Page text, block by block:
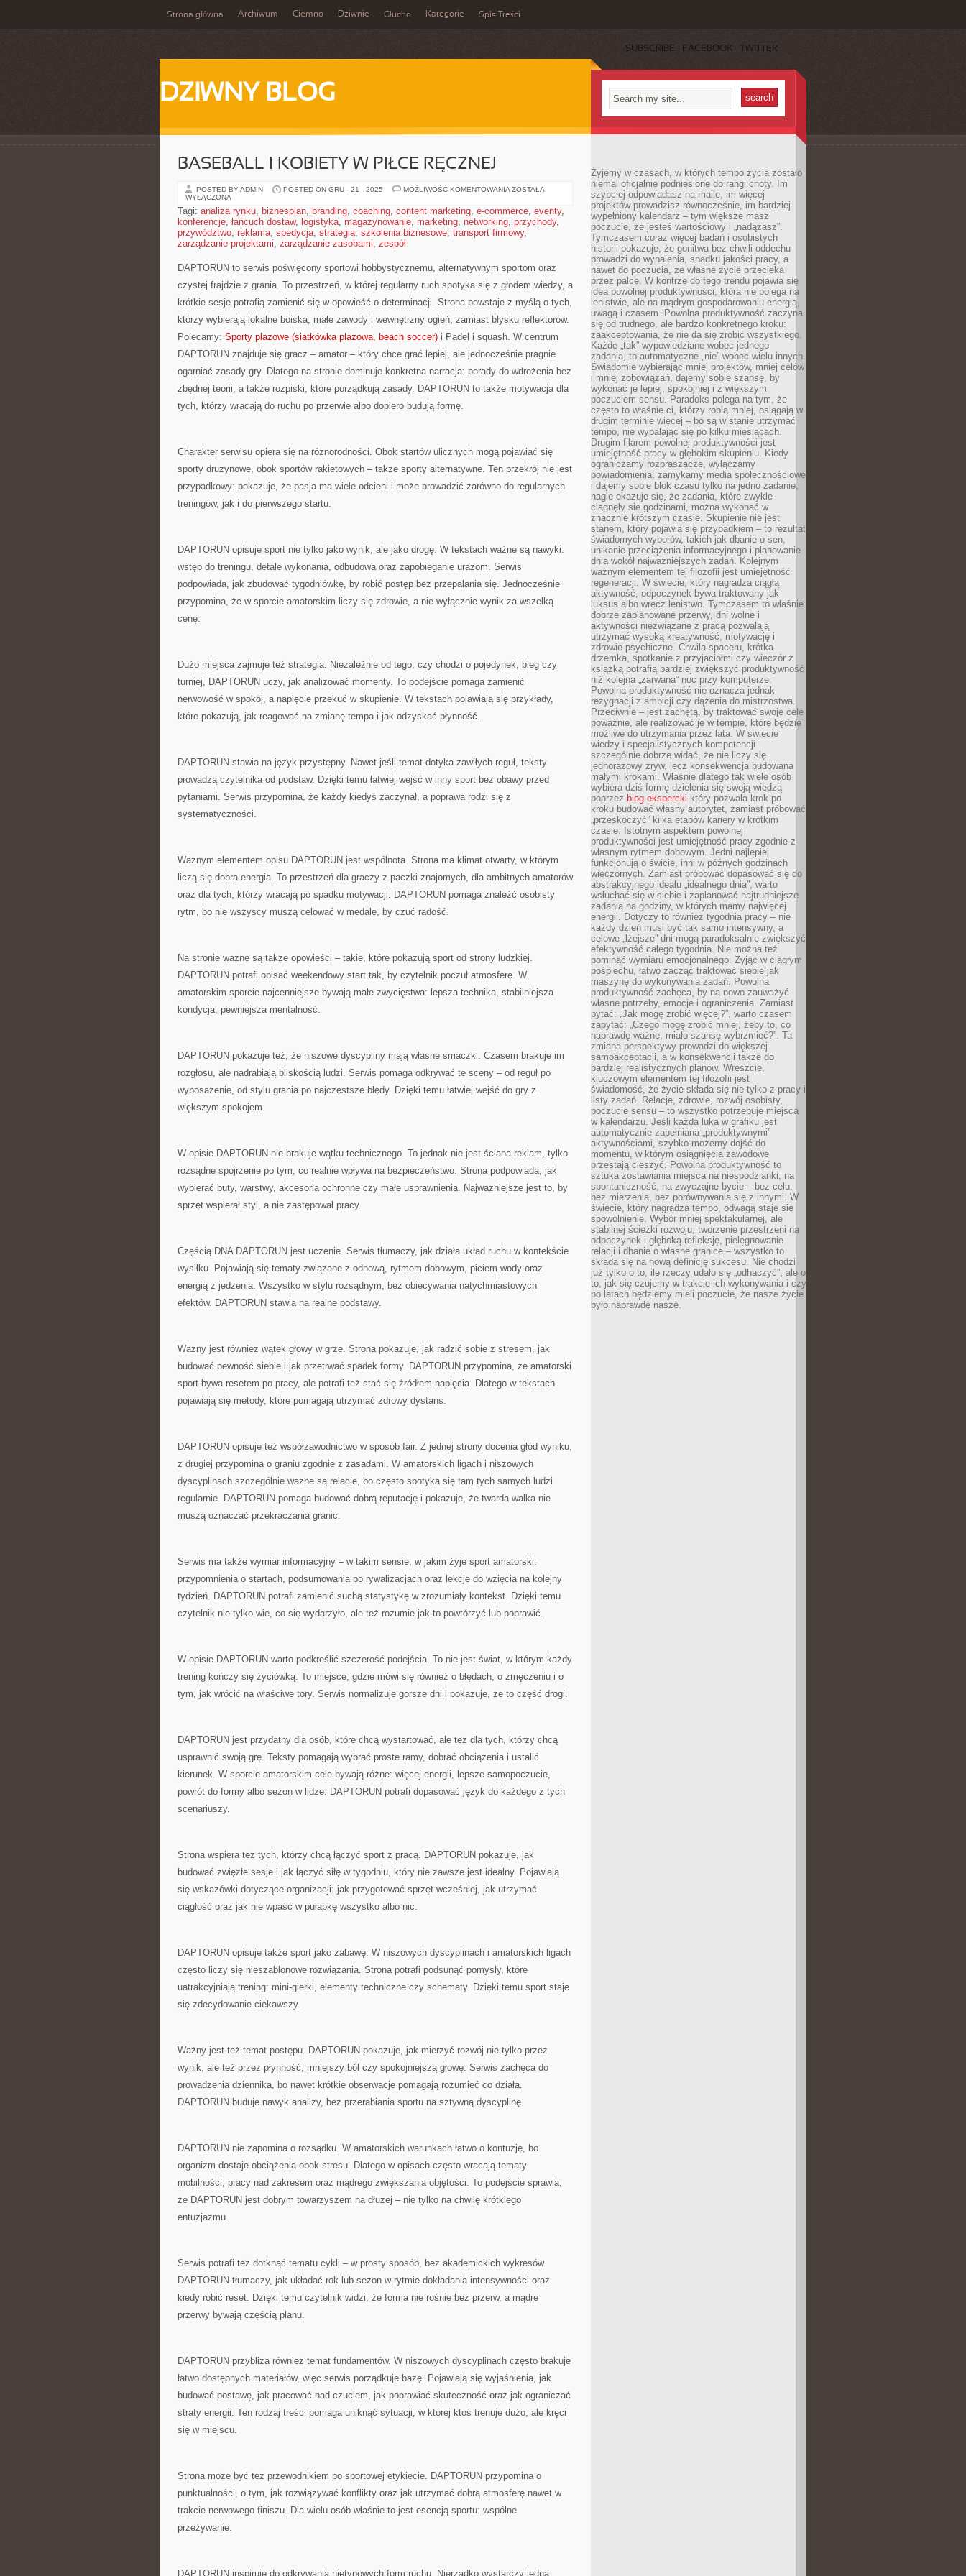
Strona główna Archiwum Ciemno Dziwnie Głucho Kategorie Spis Treści
SUBSCRIBE FACEBOOK TWITTER
DZIWNY BLOG
BASEBALL I KOBIETY W PIŁCE RĘCZNEJ
POSTED BY ADMIN POSTED ON GRU - 21 - 2025 MOŻLIWOŚĆ KOMENTOWANIA BASEBALL
W
PIŁCE
RĘCZNEJ
ZOSTAŁA
WYŁĄCZONA
Tagi: analiza rynku, biznesplan, branding, coaching, content marketing, e-commerce, eventy,
konferencje, łańcuch dostaw, logistyka, magazynowanie, marketing, networking, przychody,
przywództwo, reklama, spedycja, strategia, szkolenia biznesowe, transport firmowy,
zarządzanie projektami, zarządzanie zasobami, zespół
DAPTORUN to serwis poświęcony sportowi hobbystycznemu, alternatywnym sportom oraz
czystej frajdzie z grania. To przestrzeń, w której regularny ruch spotyka się z głodem wiedzy, a
krótkie sesje potrafią zamienić się w opowieść o determinacji. Strona powstaje z myślą o tych,
którzy wybierają lokalne boiska, małe zawody i wewnętrzny ogień, zamiast błysku reflektorów.
Polecamy: Sporty plażowe (siatkówka plażowa, beach soccer) i Padel i squash. W centrum
DAPTORUN znajduje się gracz – amator – który chce grać lepiej, ale jednocześnie pragnie
ogarniać zasady gry. Dlatego na stronie dominuje konkretna narracja: porady do wdrożenia bez
zbędnej teorii, a także rozpiski, które porządkują zasady. DAPTORUN to także motywacja dla
tych, którzy wracają do ruchu po przerwie albo dopiero budują formę.
Charakter serwisu opiera się na różnorodności. Obok startów ulicznych mogą pojawiać się
sporty drużynowe, obok sportów rakietowych – także sporty alternatywne. Ten przekrój nie jest
przypadkowy: pokazuje, że pasja ma wiele odcieni i może prowadzić zarówno do regularnych
treningów, jak i do pierwszego startu.
DAPTORUN opisuje sport nie tylko jako wynik, ale jako drogę. W tekstach ważne są nawyki:
wstęp do treningu, detale wykonania, odbudowa oraz zapobieganie urazom. Serwis
podpowiada, jak zbudować tygodniówkę, by robić postęp bez przepalania się. Jednocześnie
przypomina, że w sporcie amatorskim liczy się zdrowie, a nie wyłącznie wynik za wszelką
cenę.
Dużo miejsca zajmuje też strategia. Niezależnie od tego, czy chodzi o pojedynek, bieg czy
turniej, DAPTORUN uczy, jak analizować momenty. To podejście pomaga zamienić
nerwowość w spokój, a napięcie przekuć w skupienie. W tekstach pojawiają się przykłady,
które pokazują, jak reagować na zmianę tempa i jak odzyskać płynność.
DAPTORUN stawia na język przystępny. Nawet jeśli temat dotyka zawiłych reguł, teksty
prowadzą czytelnika od podstaw. Dzięki temu łatwiej wejść w inny sport bez obawy przed
pytaniami. Serwis przypomina, że każdy kiedyś zaczynał, a poprawa rodzi się z
systematyczności.
Ważnym elementem opisu DAPTORUN jest wspólnota. Strona ma klimat otwarty, w którym
liczą się dobra energia. To przestrzeń dla graczy z paczki znajomych, dla ambitnych amatorów
oraz dla tych, którzy wracają po spadku motywacji. DAPTORUN pomaga znaleźć osobisty
rytm, bo nie wszyscy muszą celować w medale, by czuć radość.
Na stronie ważne są także opowieści – takie, które pokazują sport od strony ludzkiej.
DAPTORUN potrafi opisać weekendowy start tak, by czytelnik poczuł atmosferę. W
amatorskim sporcie najcenniejsze bywają małe zwycięstwa: lepsza technika, stabilniejsza
kondycja, pewniejsza mentalność.
DAPTORUN pokazuje też, że niszowe dyscypliny mają własne smaczki. Czasem brakuje im
rozgłosu, ale nadrabiają bliskością ludzi. Serwis pomaga odkrywać te sceny – od reguł po
wyposażenie, od stylu grania po najczęstsze błędy. Dzięki temu łatwiej wejść do gry z
większym spokojem.
W opisie DAPTORUN nie brakuje wątku technicznego. To jednak nie jest ściana reklam, tylko
rozsądne spojrzenie po tym, co realnie wpływa na bezpieczeństwo. Strona podpowiada, jak
wybierać buty, warstwy, akcesoria ochronne czy małe usprawnienia. Najważniejsze jest to, by
sprzęt wspierał styl, a nie zastępował pracy.
Częścią DNA DAPTORUN jest uczenie. Serwis tłumaczy, jak działa układ ruchu w kontekście
wysiłku. Pojawiają się tematy związane z odnową, rytmem dobowym, piciem wody oraz
energią z jedzenia. Wszystko w stylu rozsądnym, bez obiecywania natychmiastowych
efektów. DAPTORUN stawia na realne podstawy.
Ważny jest również wątek głowy w grze. Strona pokazuje, jak radzić sobie z stresem, jak
budować pewność siebie i jak przetrwać spadek formy. DAPTORUN przypomina, że amatorski
sport bywa resetem po pracy, ale potrafi też stać się źródłem napięcia. Dlatego w tekstach
pojawiają się metody, które pomagają utrzymać zdrowy dystans.
DAPTORUN opisuje też współzawodnictwo w sposób fair. Z jednej strony docenia głód wyniku,
z drugiej przypomina o graniu zgodnie z zasadami. W amatorskich ligach i niszowych
dyscyplinach szczególnie ważne są relacje, bo często spotyka się tam tych samych ludzi
regularnie. DAPTORUN pomaga budować dobrą reputację i pokazuje, że twarda walka nie
muszą oznaczać przekraczania granic.
Serwis ma także wymiar informacyjny – w takim sensie, w jakim żyje sport amatorski:
przypomnienia o startach, podsumowania po rywalizacjach oraz lekcje do wzięcia na kolejny
tydzień. DAPTORUN potrafi zamienić suchą statystykę w zrozumiały kontekst. Dzięki temu
czytelnik nie tylko wie, co się wydarzyło, ale też rozumie jak to powtórzyć lub poprawić.
W opisie DAPTORUN warto podkreślić szczerość podejścia. To nie jest świat, w którym każdy
trening kończy się życiówką. To miejsce, gdzie mówi się również o błędach, o zmęczeniu i o
tym, jak wrócić na właściwe tory. Serwis normalizuje gorsze dni i pokazuje, że to część drogi.
DAPTORUN jest przydatny dla osób, które chcą wystartować, ale też dla tych, którzy chcą
usprawnić swoją grę. Teksty pomagają wybrać proste ramy, dobrać obciążenia i ustalić
kierunek. W sporcie amatorskim cele bywają różne: więcej energii, lepsze samopoczucie,
powrót do formy albo sezon w lidze. DAPTORUN potrafi dopasować język do każdego z tych
scenariuszy.
Strona wspiera też tych, którzy chcą łączyć sport z pracą. DAPTORUN pokazuje, jak
budować zwięzłe sesje i jak łączyć siłę w tygodniu, który nie zawsze jest idealny. Pojawiają
się wskazówki dotyczące organizacji: jak przygotować sprzęt wcześniej, jak utrzymać
ciągłość oraz jak nie wpaść w pułapkę wszystko albo nic.
DAPTORUN opisuje także sport jako zabawę. W niszowych dyscyplinach i amatorskich ligach
często liczy się nieszablonowe rozwiązania. Strona potrafi podsunąć pomysły, które
uatrakcyjniają trening: mini-gierki, elementy techniczne czy schematy. Dzięki temu sport staje
się zdecydowanie ciekawszy.
Ważny jest też temat postępu. DAPTORUN pokazuje, jak mierzyć rozwój nie tylko przez
wynik, ale też przez płynność, mniejszy ból czy spokojniejszą głowę. Serwis zachęca do
prowadzenia dziennika, bo nawet krótkie obserwacje pomagają rozumieć co działa.
DAPTORUN buduje nawyk analizy, bez przerabiania sportu na sztywną dyscyplinę.
DAPTORUN nie zapomina o rozsądku. W amatorskich warunkach łatwo o kontuzję, bo
organizm dostaje obciążenia obok stresu. Dlatego w opisach często wracają tematy
mobilności, pracy nad zakresem oraz mądrego zwiększania objętości. To podejście sprawia,
że DAPTORUN jest dobrym towarzyszem na dłużej – nie tylko na chwilę krótkiego
entuzjazmu.
Serwis potrafi też dotknąć tematu cykli – w prosty sposób, bez akademickich wykresów.
DAPTORUN tłumaczy, jak układać rok lub sezon w rytmie dokładania intensywności oraz
kiedy robić reset. Dzięki temu czytelnik widzi, że forma nie rośnie bez przerw, a mądre
przerwy bywają częścią planu.
DAPTORUN przybliża również temat fundamentów. W niszowych dyscyplinach często brakuje
łatwo dostępnych materiałów, więc serwis porządkuje bazę. Pojawiają się wyjaśnienia, jak
budować postawę, jak pracować nad czuciem, jak poprawiać skuteczność oraz jak ograniczać
straty energii. Ten rodzaj treści pomaga uniknąć sytuacji, w której ktoś trenuje dużo, ale kręci
się w miejscu.
Strona może być też przewodnikiem po sportowej etykiecie. DAPTORUN przypomina o
punktualności, o tym, jak rozwiązywać konflikty oraz jak utrzymać dobrą atmosferę nawet w
trakcie nerwowego finiszu. Dla wielu osób właśnie to jest esencją sportu: wspólne
przeżywanie.
DAPTORUN inspiruje do odkrywania nietypowych form ruchu. Nierzadko wystarczy jedna
Żyjemy w czasach, w których tempo życia zostało
niemal oficjalnie podniesione do rangi cnoty. Im
szybciej odpowiadasz na maile, im więcej
projektów prowadzisz równocześnie, im bardziej
wypełniony kalendarz – tym większe masz
poczucie, że jesteś wartościowy i „nadążasz”.
Tymczasem coraz więcej badań i osobistych
historii pokazuje, że gonitwa bez chwili oddechu
prowadzi do wypalenia, spadku jakości pracy, a
nawet do poczucia, że własne życie przecieka
przez palce. W kontrze do tego trendu pojawia się
idea powolnej produktywności, która nie polega na
lenistwie, ale na mądrym gospodarowaniu energią,
uwagą i czasem. Powolna produktywność zaczyna
się od trudnego, ale bardzo konkretnego kroku:
zaakceptowania, że nie da się zrobić wszystkiego.
Każde „tak” wypowiedziane wobec jednego
zadania, to automatyczne „nie” wobec wielu innych.
Świadomie wybierając mniej projektów, mniej celów
i mniej zobowiązań, dajemy sobie szansę, by
wykonać je lepiej, spokojniej i z większym
poczuciem sensu. Paradoks polega na tym, że
często to właśnie ci, którzy robią mniej, osiągają w
długim terminie więcej – bo są w stanie utrzymać
tempo, nie wypalając się po kilku miesiącach.
Drugim filarem powolnej produktywności jest
umiejętność pracy w głębokim skupieniu. Kiedy
ograniczamy rozpraszacze, wyłączamy
powiadomienia, zamykamy media społecznościowe
i dajemy sobie blok czasu tylko na jedno zadanie,
nagle okazuje się, że zadania, które zwykle
ciągnęły się godzinami, można wykonać w
znacznie krótszym czasie. Skupienie nie jest
stanem, który pojawia się przypadkiem – to rezultat
świadomych wyborów, takich jak dbanie o sen,
unikanie przeciążenia informacyjnego i planowanie
dnia wokół najważniejszych zadań. Kolejnym
ważnym elementem tej filozofii jest umiejętność
regeneracji. W świecie, który nagradza ciągłą
aktywność, odpoczynek bywa traktowany jak
luksus albo wręcz lenistwo. Tymczasem to właśnie
dobrze zaplanowane przerwy, dni wolne i
aktywności niezwiązane z pracą pozwalają
utrzymać wysoką kreatywność, motywację i
zdrowie psychiczne. Chwila spaceru, krótka
drzemka, spotkanie z przyjaciółmi czy wieczór z
książką potrafią bardziej zwiększyć produktywność
niż kolejna „zarwana” noc przy komputerze.
Powolna produktywność nie oznacza jednak
rezygnacji z ambicji czy dążenia do mistrzostwa.
Przeciwnie – jest zachętą, by traktować swoje cele
poważnie, ale realizować je w tempie, które będzie
możliwe do utrzymania przez lata. W świecie
wiedzy i specjalistycznych kompetencji
szczególnie dobrze widać, że nie liczy się
jednorazowy zryw, lecz konsekwencja budowana
małymi krokami. Właśnie dlatego tak wiele osób
wybiera dziś formę dzielenia się swoją wiedzą
poprzez blog ekspercki który pozwala krok po
kroku budować własny autorytet, zamiast próbować
„przeskoczyć” kilka etapów kariery w krótkim
czasie. Istotnym aspektem powolnej
produktywności jest umiejętność pracy zgodnie z
własnym rytmem dobowym. Jedni najlepiej
funkcjonują o świcie, inni w późnych godzinach
wieczornych. Zamiast próbować dopasować się do
abstrakcyjnego ideału „idealnego dnia”, warto
wsłuchać się w siebie i zaplanować najtrudniejsze
zadania na godziny, w których mamy najwięcej
energii. Dotyczy to również tygodnia pracy – nie
każdy dzień musi być tak samo intensywny, a
celowe „lżejsze” dni mogą paradoksalnie zwiększyć
efektywność całego tygodnia. Nie można też
pominąć wymiaru emocjonalnego. Żyjąc w ciągłym
pośpiechu, łatwo zacząć traktować siebie jak
maszynę do wykonywania zadań. Powolna
produktywność zachęca, by na nowo zauważyć
własne potrzeby, emocje i ograniczenia. Zamiast
pytać: „Jak mogę zrobić więcej?”, warto czasem
zapytać: „Czego mogę zrobić mniej, żeby to, co
naprawdę ważne, miało szansę wybrzmieć?”. Ta
zmiana perspektywy prowadzi do większej
samoakceptacji, a w konsekwencji także do
bardziej realistycznych planów. Wreszcie,
kluczowym elementem tej filozofii jest
świadomość, że życie składa się nie tylko z pracy i
listy zadań. Relacje, zdrowie, rozwój osobisty,
poczucie sensu – to wszystko potrzebuje miejsca
w kalendarzu. Jeśli każda luka w grafiku jest
automatycznie zapełniana „produktywnymi”
aktywnościami, szybko możemy dojść do
momentu, w którym osiągnięcia zawodowe
przestają cieszyć. Powolna produktywność to
sztuka zostawiania miejsca na niespodzianki, na
spontaniczność, na zwyczajne bycie – bez celu,
bez mierzenia, bez porównywania się z innymi. W
świecie, który nagradza tempo, odwagą staje się
spowolnienie. Wybór mniej spektakularnej, ale
stabilnej ścieżki rozwoju, tworzenie przestrzeni na
odpoczynek i głęboką refleksję, pielęgnowanie
relacji i dbanie o własne granice – wszystko to
składa się na nową definicję sukcesu. Nie chodzi
już tylko o to, ile rzeczy udało się „odhaczyć”, ale o
to, jak się czujemy w trakcie ich wykonywania i czy
po latach będziemy mieli poczucie, że nasze życie
było naprawdę nasze.